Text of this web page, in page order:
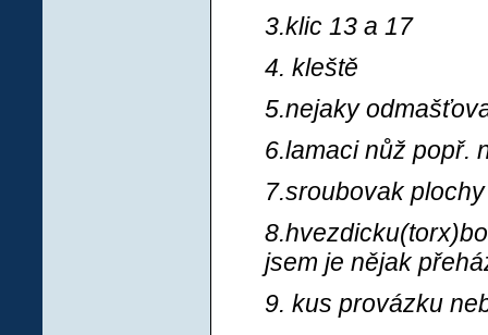
3.klic 13 a 17
4. kleště
5.nejaky
6.lamaci nůž popř.
7.sroubovak
jsem je nějak
9. kus provázku